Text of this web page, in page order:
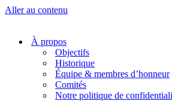
Aller au contenu
À propos
Objectifs
Historique
Équipe & membres d’honneur
Comités
Notre politique de